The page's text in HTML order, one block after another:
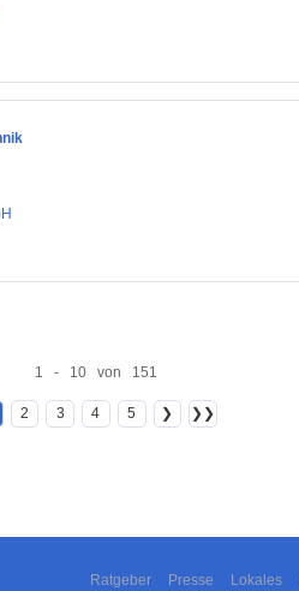
1 - 10 von 151
2 3 4 5 ❯ ❯❯
Ratgeber Presse Lokales